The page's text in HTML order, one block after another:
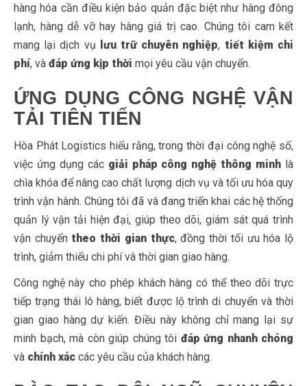
hàng hóa cần điều kiện bảo quản đặc biệt như hàng đông
lạnh, hàng dễ vỡ hay hàng giá trị cao. Chúng tôi cam kết
mang lại dịch vụ
lưu trữ chuyên nghiệp, tiết kiệm chi
phí, và đáp ứng kịp thời mọi yêu cầu vận chuyển.
ỨNG DỤNG CÔNG NGHỆ VẬN
TẢI TIÊN TIẾN
Hòa Phát Logistics hiểu rằng, trong thời đại công nghệ số,
việc ứng dụng các giải pháp công nghệ thông minh là
chìa khóa để nâng cao chất lượng dịch vụ và tối ưu hóa quy
trình vận hành. Chúng tôi đã và đang triển khai các hệ thống
quản lý vận tải hiện đại, giúp theo dõi, giám sát quá trình
vận chuyển theo thời gian thực, đồng thời tối ưu hóa lộ
trình, giảm thiểu chi phí và thời gian giao hàng.
Công nghệ này cho phép khách hàng có thể theo dõi trực
tiếp trạng thái lô hàng, biết được lộ trình di chuyển và thời
gian giao hàng dự kiến. Điều này không chỉ mang lại sự
minh bạch, mà còn giúp chúng tôi đáp ứng nhanh chóng
và chính xác các yêu cầu của khách hàng.